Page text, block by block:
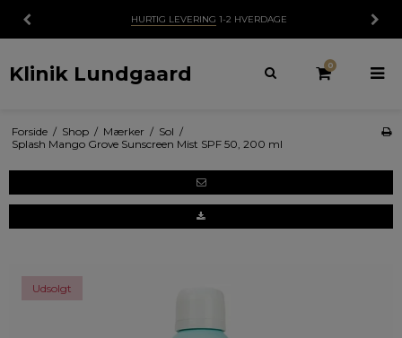
HURTIG LEVERING 1-2 HVERDAGE
Klinik Lundgaard 0
Forside / Shop / Mærker / Sol /
Splash Mango Grove Sunscreen Mist SPF 50, 200 ml
Udsolgt